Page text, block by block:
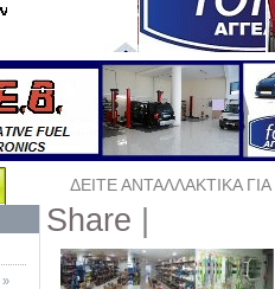
ΔΕΙΤΕ ΑΝΤΑΛΛΑΚΤΙΚΑ
Share